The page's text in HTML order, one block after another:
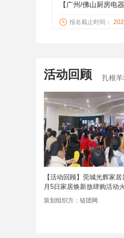
【广州/佛山厨房电
30%-50%！抽油烟
报名截止时间：
活动回顾 扎根
【活动回顾】莞城光辉家
月5日家居焕新放肆购活动
策划组织方：链团网